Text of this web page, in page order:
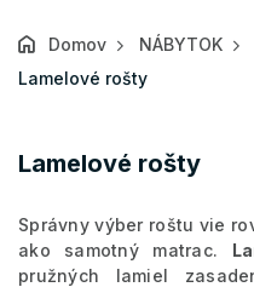
Domov NÁBYTOK
Lamelové rošty
Lamelové rošty
Správny výber roštu vie
ako samotný matrac.
pružných lamiel